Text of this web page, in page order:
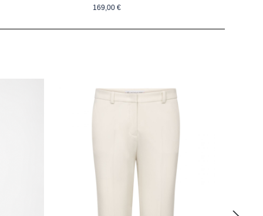
Regulärer Preis:
169,00 €